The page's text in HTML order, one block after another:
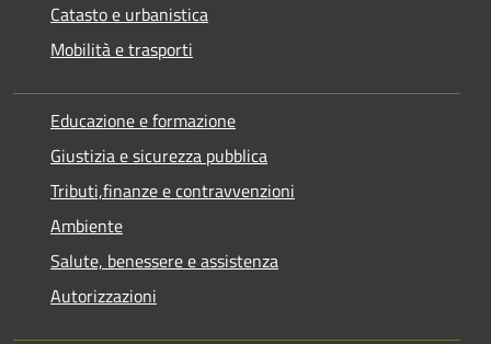
Catasto e urbanistica
Mobilità e trasporti
Educazione e formazione
Giustizia e sicurezza pubblica
Tributi,finanze e contravvenzioni
Ambiente
Salute, benessere e assistenza
Autorizzazioni